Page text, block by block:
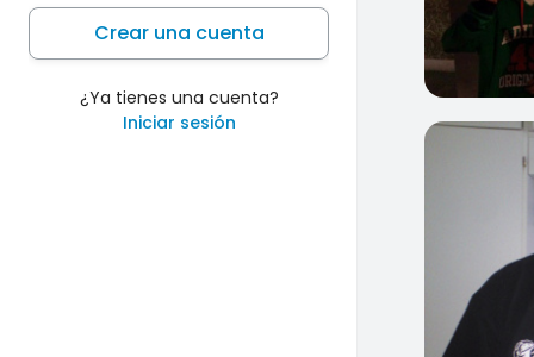
Crear una cuenta
¿Ya tienes una cuenta?
Iniciar sesión